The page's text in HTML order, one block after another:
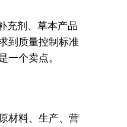
充剂、草本产品
到质量控制标准
个卖点。
材料、生产、营